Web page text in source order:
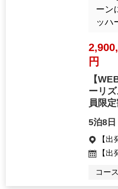
ーン
ッハ
円
【
ーリ
員限定
5泊8日
【出
【出
コー